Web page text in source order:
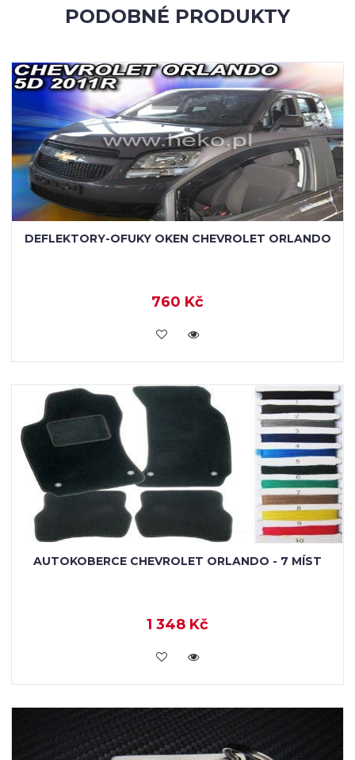
PODOBNÉ PRODUKTY
DEFLEKTORY-OFUKY OKEN CHEVROLET ORLANDO
760 Kč
KOUPIT
AUTOKOBERCE CHEVROLET ORLANDO - 7 MÍST
1 348 Kč
KOUPIT